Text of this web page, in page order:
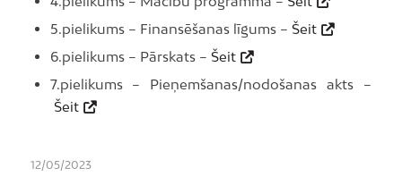
5.pielikums – Finansēšanas līgums – Šeit
6.pielikums – Pārskats – Šeit
7.pielikums – Pieņemšanas/nodošanas akts –
Šeit
12/05/2023